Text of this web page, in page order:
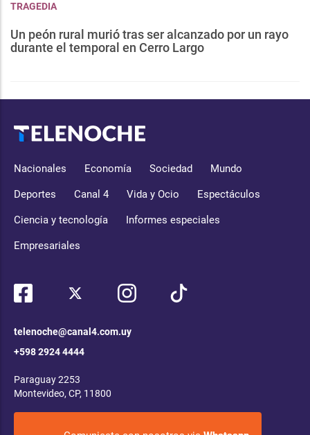
TRAGEDIA
Un peón rural murió tras ser alcanzado por un rayo
durante el temporal en Cerro Largo
Nacionales Economía Sociedad Mundo
Deportes Canal 4 Vida y Ocio Espectáculos
Ciencia y tecnología Informes especiales
Empresariales
telenoche@canal4.com.uy
+598 2924 4444
Paraguay 2253
Montevideo, CP, 11800